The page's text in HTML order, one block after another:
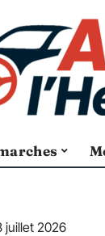
juillet 2026